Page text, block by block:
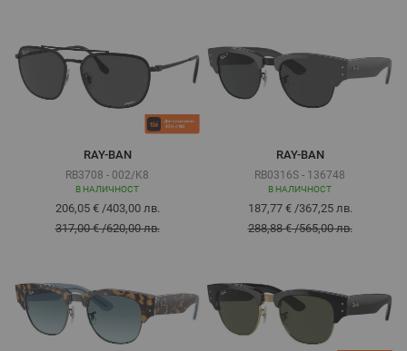
RAY-BAN
RB3708 - 002/K8
В НАЛИЧНОСТ
206,05 €/403,00 лв.
317,00 €/620,00 лв.
RAY-BAN
RB0316S - 136748
В НАЛИЧНОСТ
187,77 €/367,25 лв.
288,88 €/565,00 лв.